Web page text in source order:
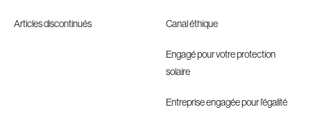
Articles discontinués Canal éthique
Engagé pour votre protection
solaire
Entreprise engagée pour l’égalité